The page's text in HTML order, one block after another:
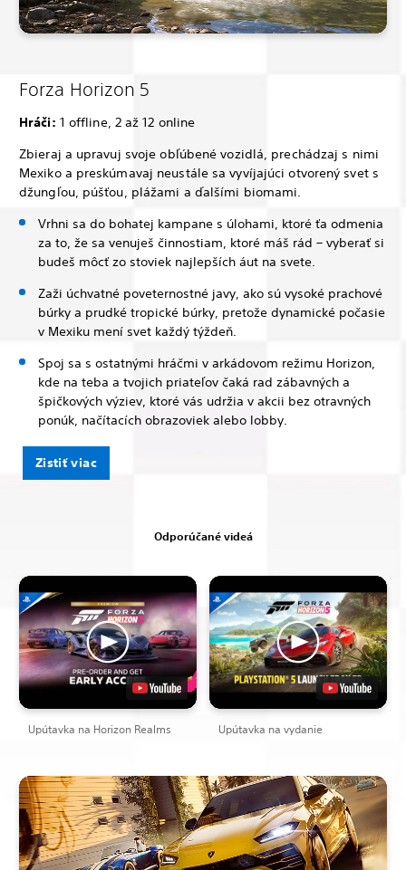
Forza Horizon 5
Hráči: 1 offline, 2 až 12 online
Zbieraj a upravuj svoje obľúbené vozidlá, prechádzaj s nimi
Mexiko a preskúmavaj neustále sa vyvíjajúci otvorený svet s
džungľou, púšťou, plážami a ďalšími biomami.
Vrhni sa do bohatej kampane s úlohami, ktoré ťa odmenia
za to, že sa venuješ činnostiam, ktoré máš rád – vyberať si
budeš môcť zo stoviek najlepších áut na svete.
Zaži úchvatné poveternostné javy, ako sú vysoké prachové
búrky a prudké tropické búrky, pretože dynamické počasie
v Mexiku mení svet každý týždeň.
Spoj sa s ostatnými hráčmi v arkádovom režimu Horizon,
kde na teba a tvojich priateľov čaká rad zábavných a
špičkových výziev, ktoré vás udržia v akcii bez otravných
ponúk, načítacích obrazoviek alebo lobby.
Zistiť viac
Odporúčané videá
Upútavka na Horizon Realms Upútavka na vydanie